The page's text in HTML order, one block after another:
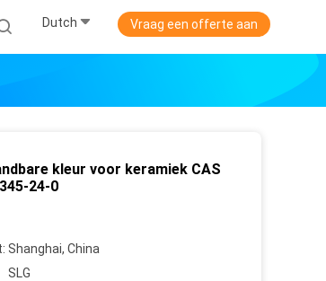
Dutch Vraag een offerte aan
kleur voor keramiek CAS
24-0
Shanghai, China
SLG